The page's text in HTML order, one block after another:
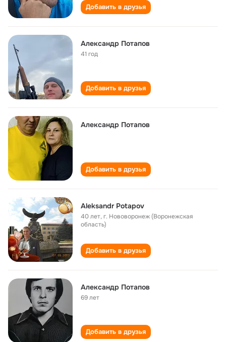
Добавить в друзья
Александр Потапов
41 год
Добавить в друзья
Александр Потапов
Добавить в друзья
Aleksandr Potapov
40 лет,г. Нововоронеж (Воронежская
область)
Добавить в друзья
Александр Потапов
69 лет
Добавить в друзья